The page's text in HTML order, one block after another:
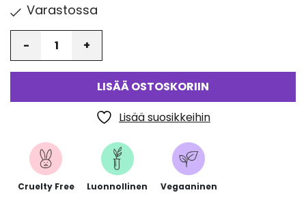
Varastossa
LISÄÄ OSTOSKORIIN
Lisää suosikkeihin
Cruelty Free Luonnollinen Vegaaninen